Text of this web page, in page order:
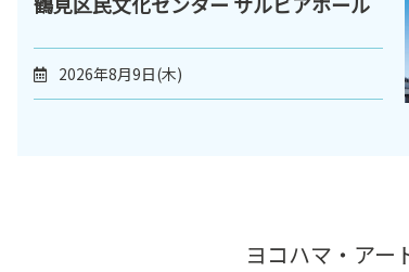
2026年8月9日(木)
ヨコハマ・アー